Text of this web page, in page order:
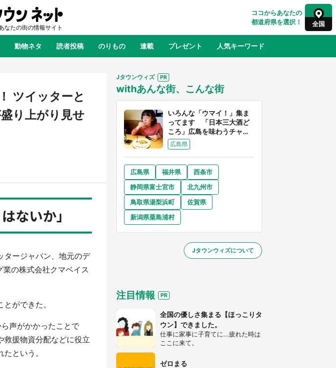
ココからあなたの
都道府県を選択！
全国
全国
青森 岩手 宮城 山形 福島
茨城 栃木 群馬 千葉 東京 神奈川
奈良 和歌山
山口
福岡 佐賀 大分 宮崎
動物ネタ 読者投稿 のりもの 連載 プレゼント 人気キーワード
う 物語がはじまる町へ ふるさと納税
舗「鐘崎」コラボで限定グッズも【8
／1～31】
『小林さんちのメイドラゴン』と舞台
のモデル・越谷がコラボ 田んぼアー
トの見頃にあわせて企画続々【7／31
～】
ツイッターと
り上がり見せ
ないか」
タージャパン、地元のデ
の株式会社クマベイス
ができた。
声がかかったことで
救援物資分配などに役立
という。
Jタウンウィズ
withあんな街、こんな街
いろんな「ウマイ！」集ま
ってます 「日本三大酒ど
ころ」広島を味わうチャン
スが到来中
広島県
広島県 福井県
西条市
静岡県富士宮市
北九州市
鳥取県湯梨浜町
佐賀県
新潟県粟島浦村
Jタウンウィズについて
注目情報
全国の優しさ集まる【ほっこりタ
ウン】できました。
仕事に家事に子育てに...疲れた時は
ここに来て。
ゼロまる